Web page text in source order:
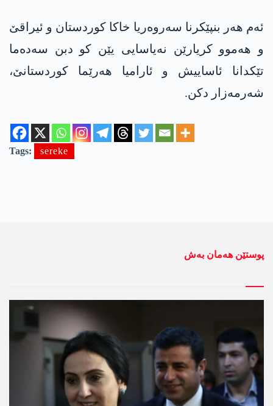
ئەم ھەر بنپێکرنا سەروەریا خاکا کوردستان و ئیراقێ
و ھەموو کریارێن نەیاسایی یێن کو دبن سەدەما
تێکدانا ئاساییش و ئارامیا ھەرێما کوردستانێ،
شەرمەزار دکن.
Tags: sereke
پوستێن ھەمان بەش